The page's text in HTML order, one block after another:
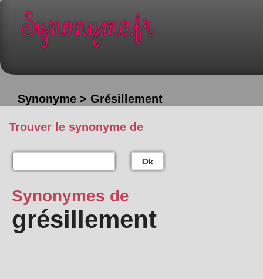
Synonyme > Grésillement
Trouver le synonyme de
Ok
Synonymes de
grésillement